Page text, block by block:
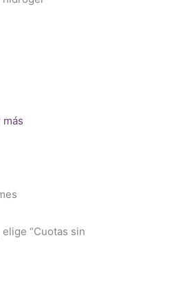
más
“Cuotas sin